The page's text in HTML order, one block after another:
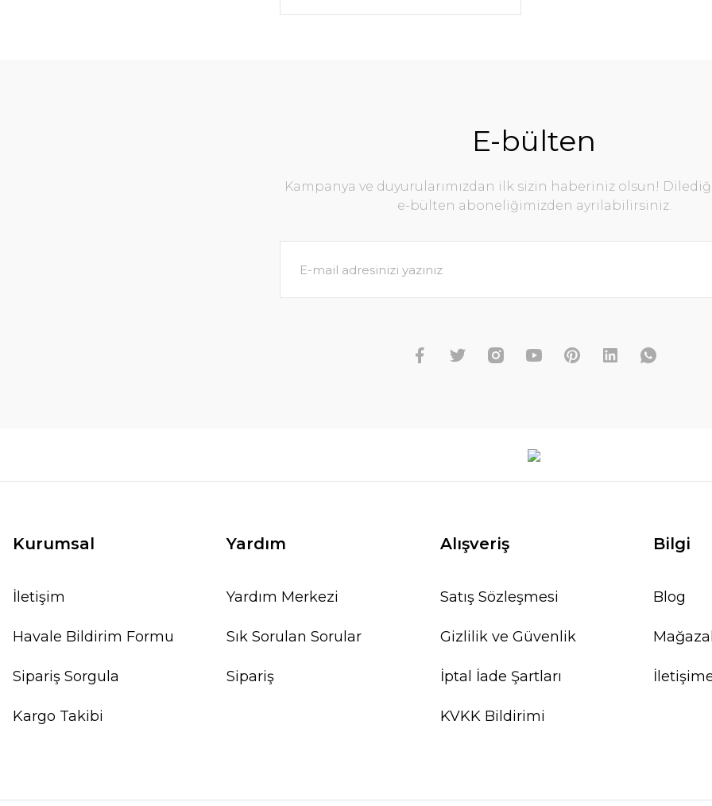
E-bülten
Kampanya ve duyurularımızdan ilk sizin haberiniz olsun!
e-bülten aboneliğimizden ayrılabilirsiniz.
Kurumsal
İletişim
Havale Bildirim Formu
Sipariş Sorgula
Kargo Takibi
Yardım
Yardım Merkezi
Sık Sorulan Sorular
Sipariş
Alışveriş
Satış Sözleşmesi
Gizlilik ve Güvenlik
İptal İade Şartları
KVKK Bildirimi
Bilgi
Blog